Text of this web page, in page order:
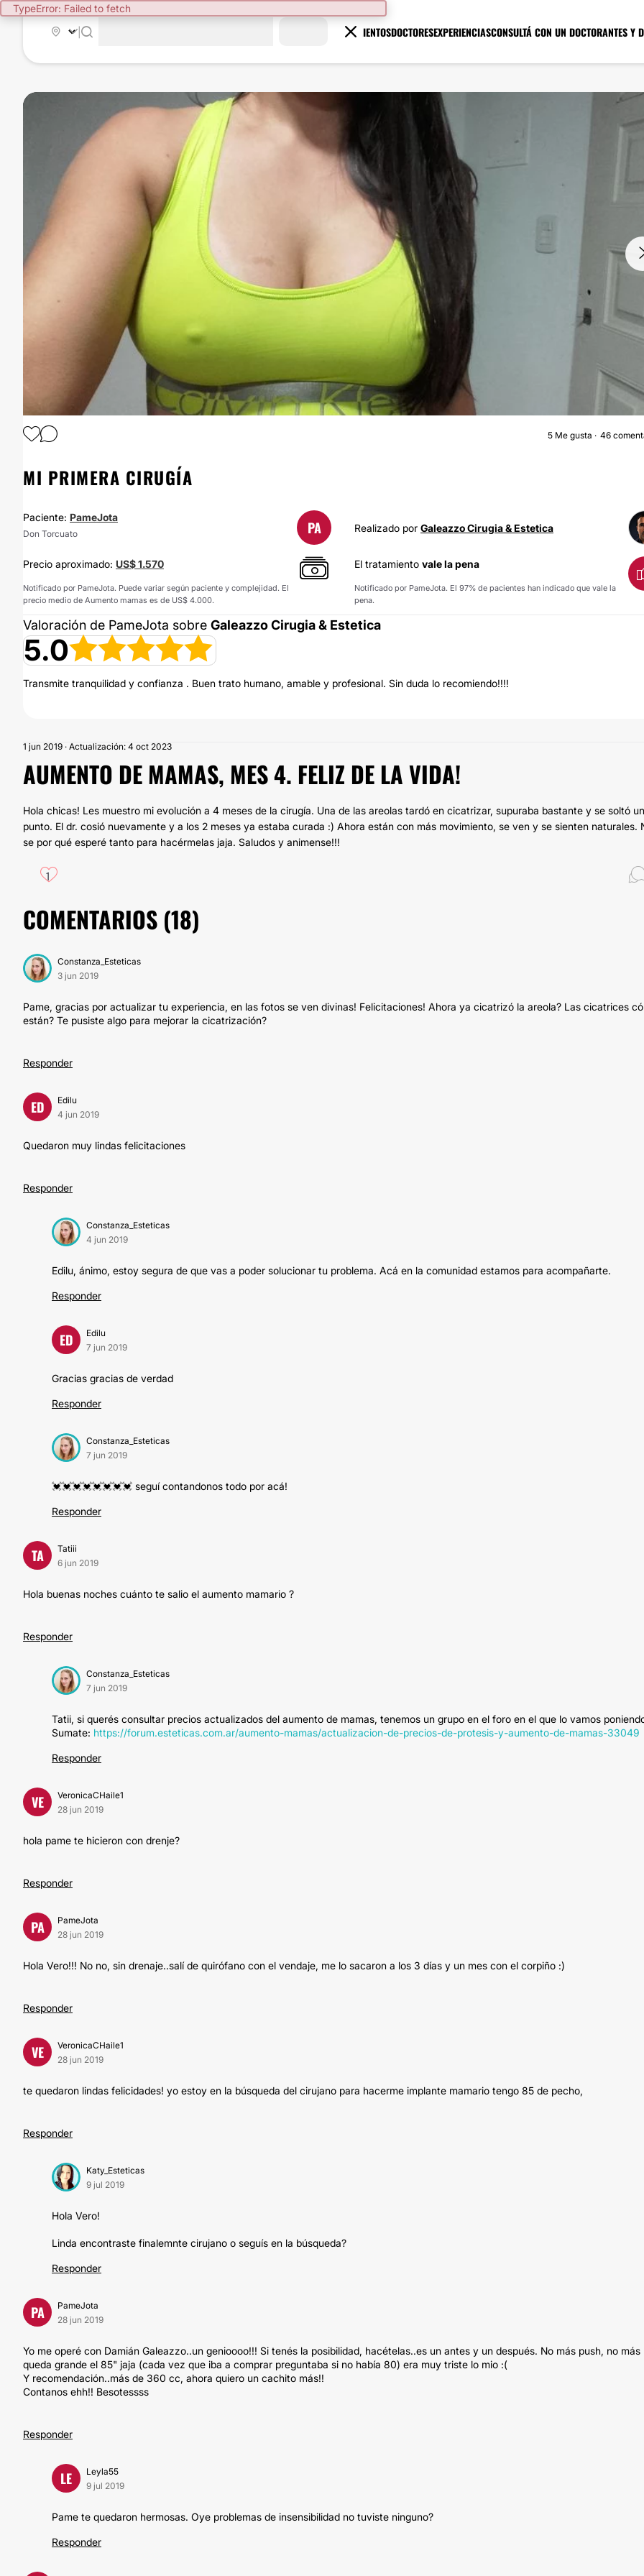
TypeError: Failed to fetch
TRATAMIENTOSDOCTORESEXPERIENCIASCONSULTÁ CON UN DOCTORANTES Y
AUMENTO
5 Me gusta 46
MI PRIMERA CIRUGÍA
Paciente: PameJota
Don Torcuato PA Realizado por Galeazzo Cirugia & Estetica
Precio aproximado: US$ 1.570
Notificado por PameJota. Puede variar según paciente y complejidad. El
precio medio de Aumento mamas es de US$ 4.000.
El tratamiento vale la pena
Notificado por PameJota. El 97% de pacientes han indicado que vale la
pena.
Valoración de PameJota sobre Galeazzo Cirugia & Estetica
5.0
Transmite tranquilidad y confianza . Buen trato humano, amable y profesional. Sin duda lo recomiendo!!!!
1 jun 2019 · Actualización: 4 oct 2023
AUMENTO DE MAMAS, MES 4. FELIZ DE LA VIDA!
Hola chicas! Les muestro mi evolución a 4 meses de la cirugía. Una de las areolas tardó en cicatrizar, supuraba bastante y se soltó un
punto. El dr. cosió nuevamente y a los 2 meses ya estaba curada :) Ahora están con más movimiento, se ven y se sienten naturales.
se por qué esperé tanto para hacérmelas jaja. Saludos y animense!!!
1
COMENTARIOS (18)
Constanza_Esteticas
3 jun 2019
Pame, gracias por actualizar tu experiencia, en las fotos se ven divinas! Felicitaciones! Ahora ya cicatrizó la areola? Las cicatrices
están? Te pusiste algo para mejorar la cicatrización?
Responder
ED
Edilu
4 jun 2019
Quedaron muy lindas felicitaciones
Responder
Constanza_Esteticas
4 jun 2019
Edilu, ánimo, estoy segura de que vas a poder solucionar tu problema. Acá en la comunidad estamos para acompañarte.
Responder
ED
Edilu
7 jun 2019
Gracias gracias de verdad
Responder
Constanza_Esteticas
7 jun 2019
💓💓💓💓💓💓💓💓 seguí contandonos todo por acá!
Responder
TA
Tatiii
6 jun 2019
Hola buenas noches cuánto te salio el aumento mamario ?
Responder
Constanza_Esteticas
7 jun 2019
Tatii, si querés consultar precios actualizados del aumento de mamas, tenemos un grupo en el foro en el que lo vamos
Sumate: https://forum.esteticas.com.ar/aumento-mamas/actualizacion-de-precios-de-protesis-y-aumento-de-mamas-33049
Responder
VE
VeronicaCHaile1
28 jun 2019
hola pame te hicieron con drenje?
Responder
PA
PameJota
28 jun 2019
Hola Vero!!! No no, sin drenaje..salí de quirófano con el vendaje, me lo sacaron a los 3 días y un mes con el corpiño :)
Responder
VE
VeronicaCHaile1
28 jun 2019
te quedaron lindas felicidades! yo estoy en la búsqueda del cirujano para hacerme implante mamario tengo 85 de pecho,
Responder
Katy_Esteticas
9 jul 2019
Hola Vero!
Linda encontraste finalemnte cirujano o seguís en la búsqueda?
Responder
PA
PameJota
28 jun 2019
Yo me operé con Damián Galeazzo..un genioooo!!! Si tenés la posibilidad, hacételas..es un antes y un después. No más push, no más
queda grande el 85" jaja (cada vez que iba a comprar preguntaba si no había 80) era muy triste lo mio :(
Y recomendación..más de 360 cc, ahora quiero un cachito más!!
Contanos ehh!! Besotessss
Responder
LE
Leyla55
9 jul 2019
Pame te quedaron hermosas. Oye problemas de insensibilidad no tuviste ninguno?
Responder